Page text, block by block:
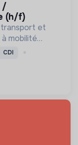
(h/f)
et
mobilité
promeut
par des
CDI